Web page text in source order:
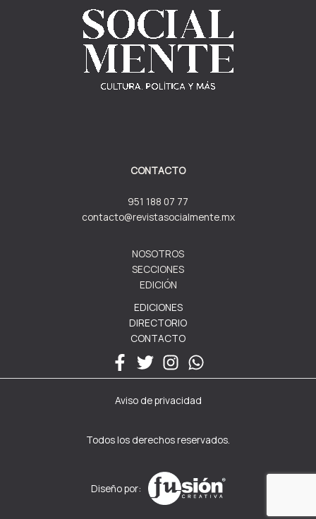
CONTACTO
951 188 07 77
contacto@revistasocialmente.mx
NOSOTROS
SECCIONES
EDICIÓN
EDICIONES
DIRECTORIO
CONTACTO
Aviso de privacidad
Todos los derechos reservados.
Diseño por: